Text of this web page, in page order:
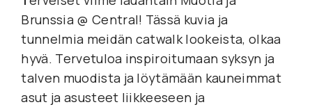
Brunssia @ Central! Tässä kuvia ja
tunnelmia meidän catwalk lookeista, olkaa
hyvä. Tervetuloa inspiroitumaan syksyn ja
talven muodista ja löytämään kauneimmat
asut ja asusteet liikkeeseen ja